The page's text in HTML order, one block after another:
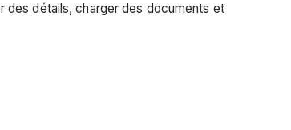
des détails, charger des documents et